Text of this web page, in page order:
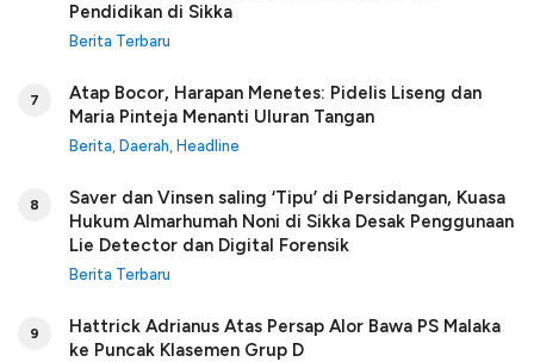
Pendidikan di Sikka
Berita Terbaru
7
Atap Bocor, Harapan Menetes: Pidelis Liseng dan
Maria Pinteja Menanti Uluran Tangan
Berita Daerah Headline
8
Saver dan Vinsen saling ‘Tipu’ di Persidangan, Kuasa
Hukum Almarhumah Noni di Sikka Desak Penggunaan
Lie Detector dan Digital Forensik
Berita Terbaru
9
Hattrick Adrianus Atas Persap Alor Bawa PS Malaka
ke Puncak Klasemen Grup D